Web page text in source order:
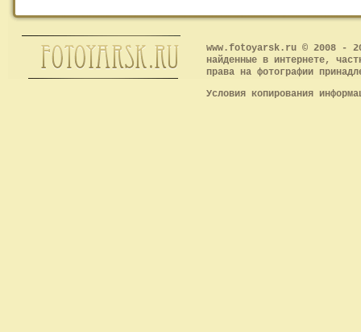
www.fotoyarsk.ru © 2008 -
найденные в интернете,
права на фотографии
Условия копирования